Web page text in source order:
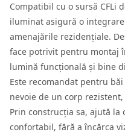
Compatibil cu o sursă CFLi
iluminat asigură o
amenajările rezidențiale.
face potrivit pentru montaj
lumină funcțională și bine
Este recomandat pentru
nevoie de un corp
Prin construcția sa, ajută
confortabil, fără a încărca